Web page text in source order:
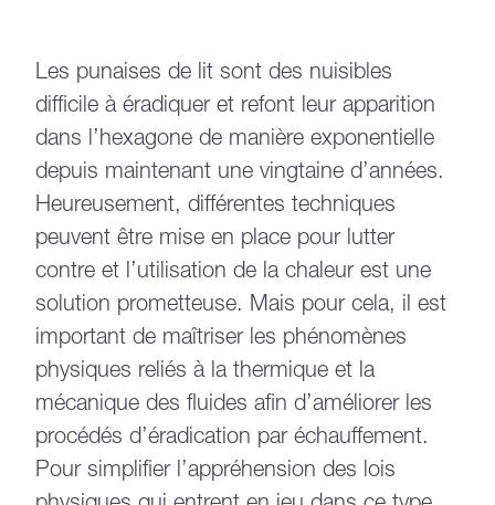
Les punaises de lit sont des nuisibles
difficile à éradiquer et refont leur apparition
dans l’hexagone de manière exponentielle
depuis maintenant une vingtaine d’années.
Heureusement, différentes techniques
peuvent être mise en place pour lutter
contre et l’utilisation de la chaleur est une
solution prometteuse. Mais pour cela, il est
important de maîtriser les phénomènes
physiques reliés à la thermique et la
mécanique des fluides afin d’améliorer les
procédés d’éradication par échauffement.
Pour simplifier l’appréhension des lois